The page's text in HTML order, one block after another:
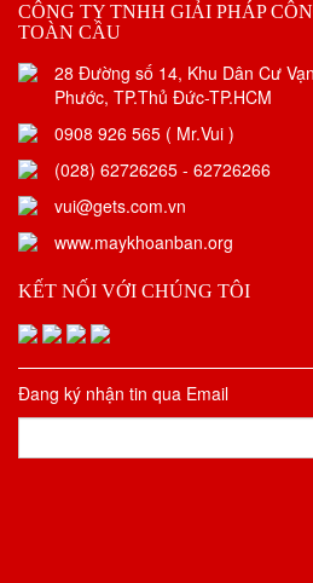
CÔNG TY TNHH GIẢI PHÁP
TOÀN CẦU
28 Đường số 14, Khu Dân Cư
Phước, TP.Thủ Đức-TP.HCM
0908 926 565 ( Mr.Vui )
(028) 62726265 - 62726266
vui@gets.com.vn
www.maykhoanban.org
KẾT NỐI VỚI CHÚNG TÔI
Đang ký nhận tin qua Email